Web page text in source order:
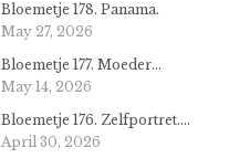
Bloemetje 178. Panama.
May 27, 2026
Bloemetje 177. Moeder…
May 14, 2026
Bloemetje 176. Zelfportret….
April 30, 2026